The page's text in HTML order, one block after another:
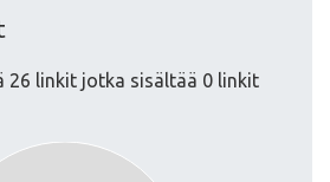
26 linkit jotka sisältää 0 linkit